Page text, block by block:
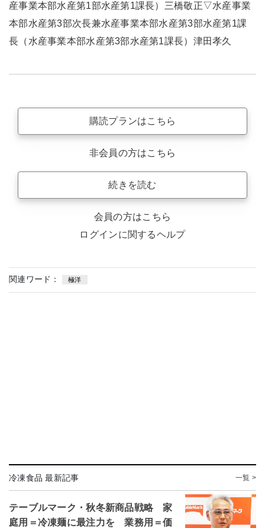
産事業本部水産第1部水産第1課長）三橋敬正▽水産事業
本部水産第3部次長兼水産事業本部水産第3部水産第1課
長（水産事業本部水産第3部水産第1課長）津田孝久
購読プランはこちら
非会員の方はこちら
続きを読む
会員の方はこちら
ログインに関するヘルプ
関連ワード： 極洋
冷凍食品 最新記事 一覧 >
テーブルマーク・秋冬新商品戦略 家
庭用＝冷凍麺に最注力を 業務用＝価